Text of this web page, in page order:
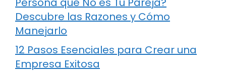
Descubre las Razones y Cómo
Manejarlo
12 Pasos Esenciales para Crear una
Empresa Exitosa